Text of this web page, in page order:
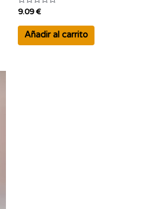
Valorado
0
9.09€
Añadir al carrito